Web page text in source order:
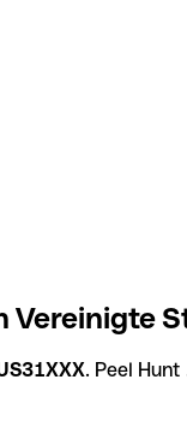
Vereinigte
. Peel